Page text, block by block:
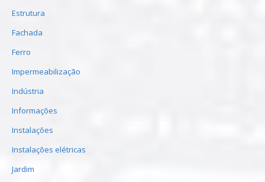
Estrutura
Fachada
Ferro
Impermeabilização
Indústria
Informações
Instalações
Instalações elétricas
Jardim